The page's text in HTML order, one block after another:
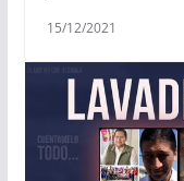
15/12/2021